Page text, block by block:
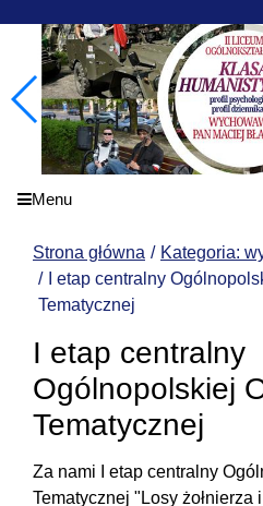
Menu
Strona główna
Kategoria:
I etap centralny
Tematycznej
I etap centralny
Ogólnopolskiej
Tematycznej
Za nami I etap centralny
Tematycznej "Losy